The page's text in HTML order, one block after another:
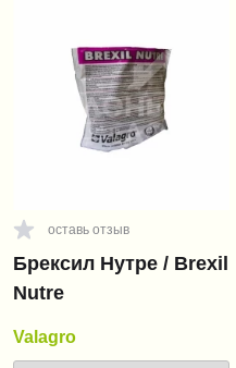
оставь отзыв
Брексил Нутре / Brexil
Nutre
Valagro